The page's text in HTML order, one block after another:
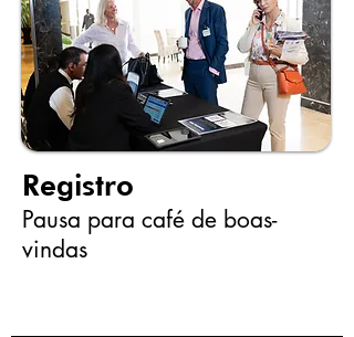
Registro
Pausa para café de boas-
vindas